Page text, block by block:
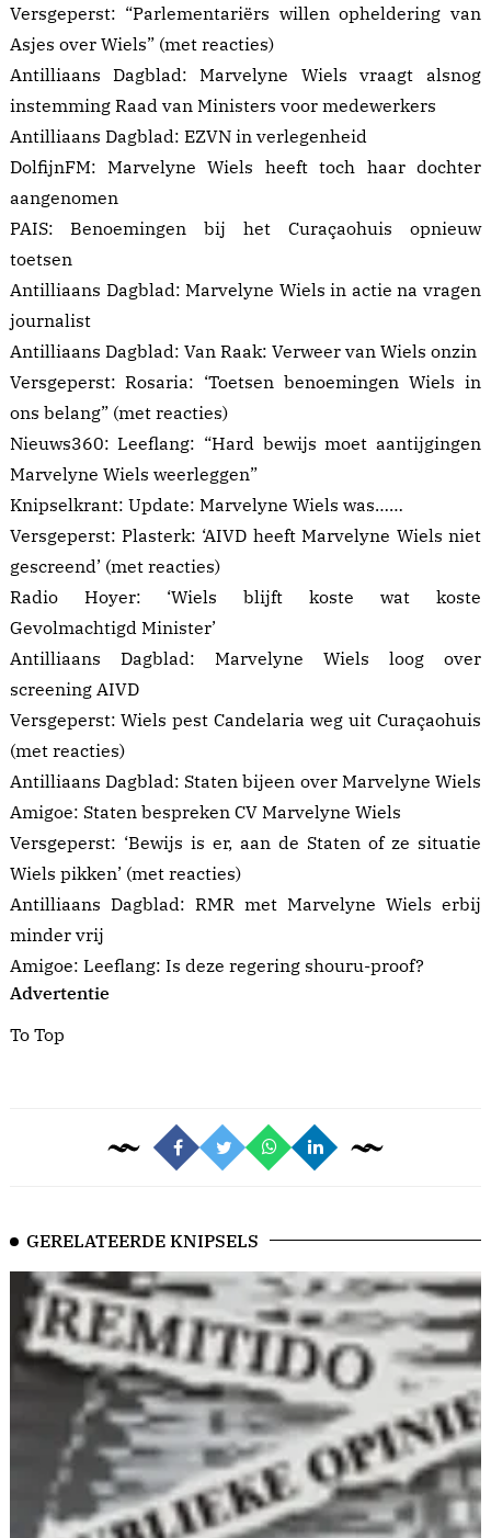
Versgeperst: “Parlementariërs willen opheldering van
Asjes over Wiels” (met reacties)
Antilliaans Dagblad: Marvelyne Wiels vraagt alsnog
instemming Raad van Ministers voor medewerkers
Antilliaans Dagblad: EZVN in verlegenheid
DolfijnFM: Marvelyne Wiels heeft toch haar dochter
aangenomen
PAIS: Benoemingen bij het Curaçaohuis opnieuw
toetsen
Antilliaans Dagblad: Marvelyne Wiels in actie na vragen
journalist
Antilliaans Dagblad: Van Raak: Verweer van Wiels onzin
Versgeperst: Rosaria: ‘Toetsen benoemingen Wiels in
ons belang” (met reacties)
Nieuws360: Leeflang: “Hard bewijs moet aantijgingen
Marvelyne Wiels weerleggen”
Knipselkrant: Update: Marvelyne Wiels was……
Versgeperst: Plasterk: ‘AIVD heeft Marvelyne Wiels niet
gescreend’ (met reacties)
Radio Hoyer: ‘Wiels blijft koste wat koste
Gevolmachtigd Minister’
Antilliaans Dagblad: Marvelyne Wiels loog over
screening AIVD
Versgeperst: Wiels pest Candelaria weg uit Curaçaohuis
(met reacties)
Antilliaans Dagblad: Staten bijeen over Marvelyne Wiels
Amigoe: Staten bespreken CV Marvelyne Wiels
Versgeperst: ‘Bewijs is er, aan de Staten of ze situatie
Wiels pikken’ (met reacties)
Antilliaans Dagblad: RMR met Marvelyne Wiels erbij
minder vrij
Amigoe: Leeflang: Is deze regering shouru-proof?
Advertentie
To Top
GERELATEERDE KNIPSELS